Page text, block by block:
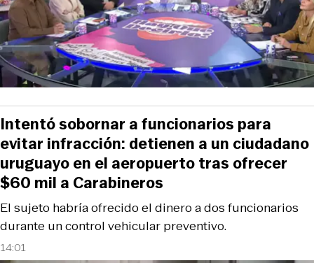
14:01
El sujeto habría ofrecido el dinero a dos funcionarios
durante un control vehicular preventivo.
Intentó sobornar a funcionarios para
evitar infracción: detienen a un ciudadano
uruguayo en el aeropuerto tras ofrecer
$60 mil a Carabineros